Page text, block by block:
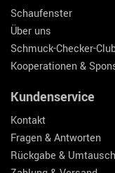
Schaufenster
Über uns
Schmuck-Checker-
Kooperationen &
Kundenservice
Kontakt
Fragen & Antworten
Rückgabe & Umtausch